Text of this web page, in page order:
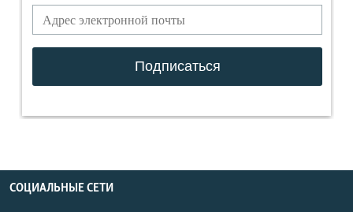
СОЦИАЛЬНЫЕ СЕТИ